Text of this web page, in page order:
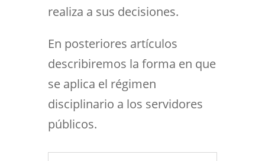
realiza a sus decisiones.
En posteriores artículos
describiremos la forma en que
se aplica el régimen
disciplinario a los servidores
públicos.